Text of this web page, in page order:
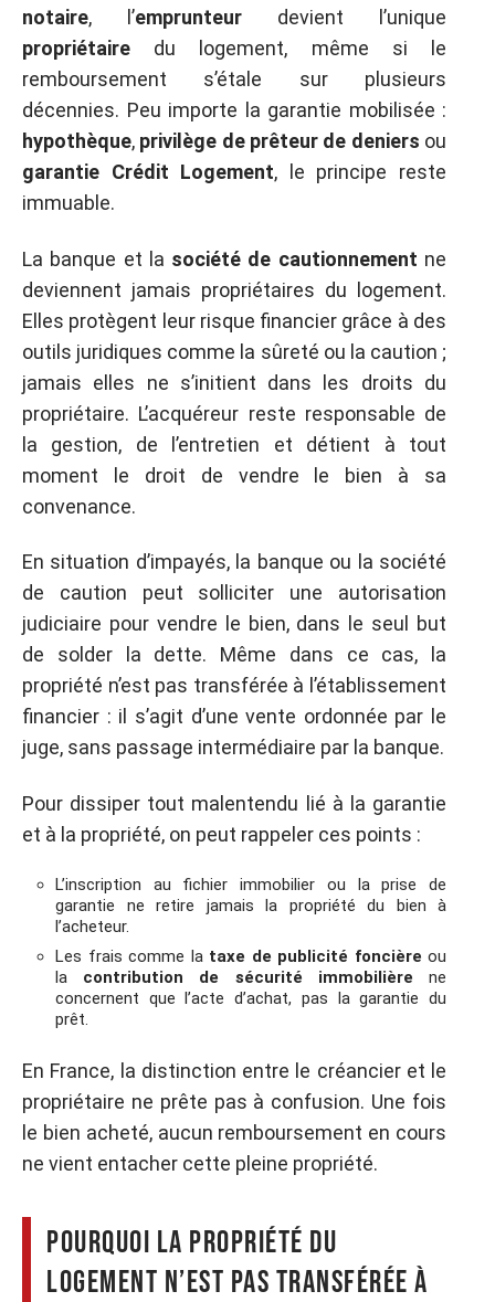
notaire, l’emprunteur devient l’unique
propriétaire du logement, même si le
remboursement s’étale sur plusieurs
décennies. Peu importe la garantie mobilisée :
hypothèque, privilège de prêteur de deniers ou
garantie Crédit Logement, le principe reste
immuable.
La banque et la société de cautionnement ne
deviennent jamais propriétaires du logement.
Elles protègent leur risque financier grâce à des
outils juridiques comme la sûreté ou la caution ;
jamais elles ne s’initient dans les droits du
propriétaire. L’acquéreur reste responsable de
la gestion, de l’entretien et détient à tout
moment le droit de vendre le bien à sa
convenance.
En situation d’impayés, la banque ou la société
de caution peut solliciter une autorisation
judiciaire pour vendre le bien, dans le seul but
de solder la dette. Même dans ce cas, la
propriété n’est pas transférée à l’établissement
financier : il s’agit d’une vente ordonnée par le
juge, sans passage intermédiaire par la banque.
Pour dissiper tout malentendu lié à la garantie
et à la propriété, on peut rappeler ces points :
L’inscription au fichier immobilier ou la prise de
garantie ne retire jamais la propriété du bien à
l’acheteur.
Les frais comme la taxe de publicité foncière ou
la contribution de sécurité immobilière ne
concernent que l’acte d’achat, pas la garantie du
prêt.
En France, la distinction entre le créancier et le
propriétaire ne prête pas à confusion. Une fois
le bien acheté, aucun remboursement en cours
ne vient entacher cette pleine propriété.
Pourquoi la propriété du
logement n’est pas transférée à